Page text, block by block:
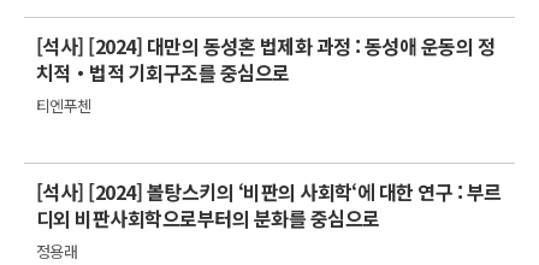
[석사] [2024] 대만의 동성혼 법제화 과정 : 동성애 운동의 정
치적・법적 기회구조를 중심으로
티엔푸첸
[석사] [2024] 볼탕스키의 ‘비판의 사회학‘에 대한 연구 : 부르
디외 비판사회학으로부터의 분화를 중심으로
정용래